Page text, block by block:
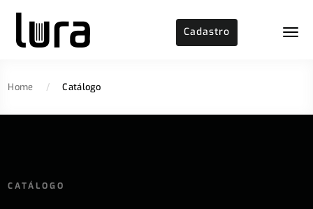
Cadastro
Home / Catálogo
CATÁLOGO